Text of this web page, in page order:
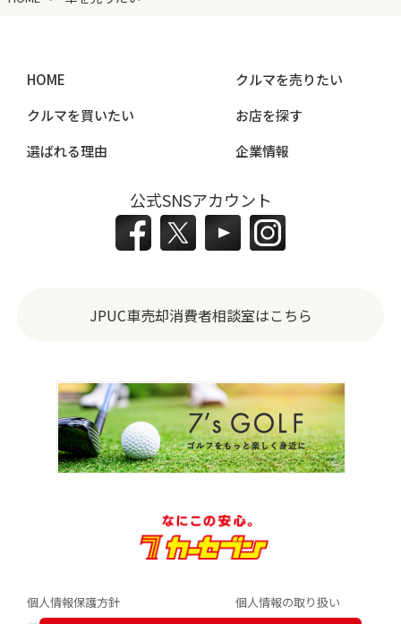
HOME
クルマを売りたい
クルマを買いたい
お店を探す
選ばれる理由
企業情報
公式SNSアカウント
JPUC車売却消費者相談室はこちら
個人情報保護方針
個人情報の取り扱い